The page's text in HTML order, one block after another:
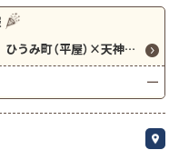
【完成現場見学会】8月29日～9月27日 ひうみ町（平屋）×天神町（2階建て） 暑い夏にも快適な「全館さらぽか空調」をご体感頂きながらご見学いただけます！